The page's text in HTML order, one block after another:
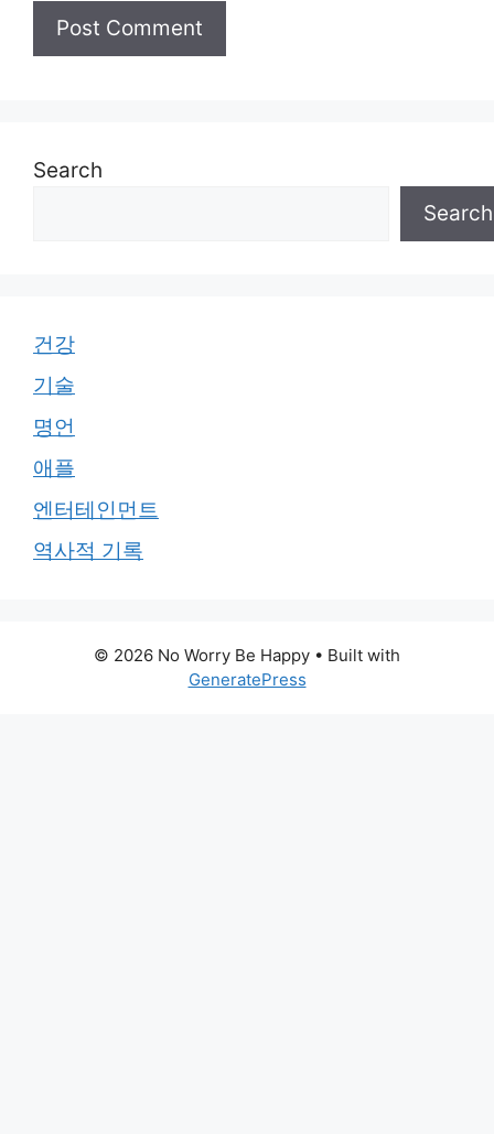
Search
Search
건강
기술
명언
애플
엔터테인먼트
역사적 기록
© 2026 No Worry Be Happy • Built with
GeneratePress